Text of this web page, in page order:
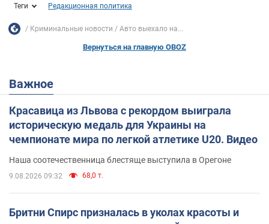
Теги Редакционная политика
Криминальные новости Авто выехало на...
Вернуться на главную OBOZ
Важное
Красавица из Львова с рекордом выиграла
историческую медаль для Украины на
чемпионате мира по легкой атлетике U20. Видео
Наша соотечественница блестяще выступила в Орегоне
9.08.2026 09:32 68,0 т.
Бритни Спирс призналась в уколах красоты и